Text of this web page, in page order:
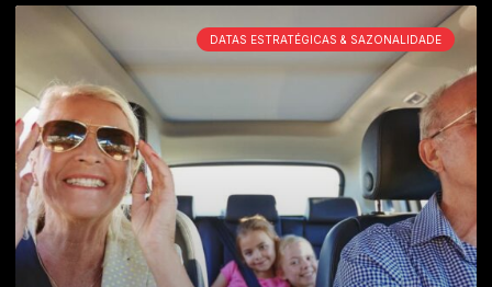
DATAS ESTRATÉGICAS & SAZONALIDADE